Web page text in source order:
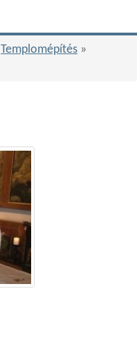
Templomépítés »